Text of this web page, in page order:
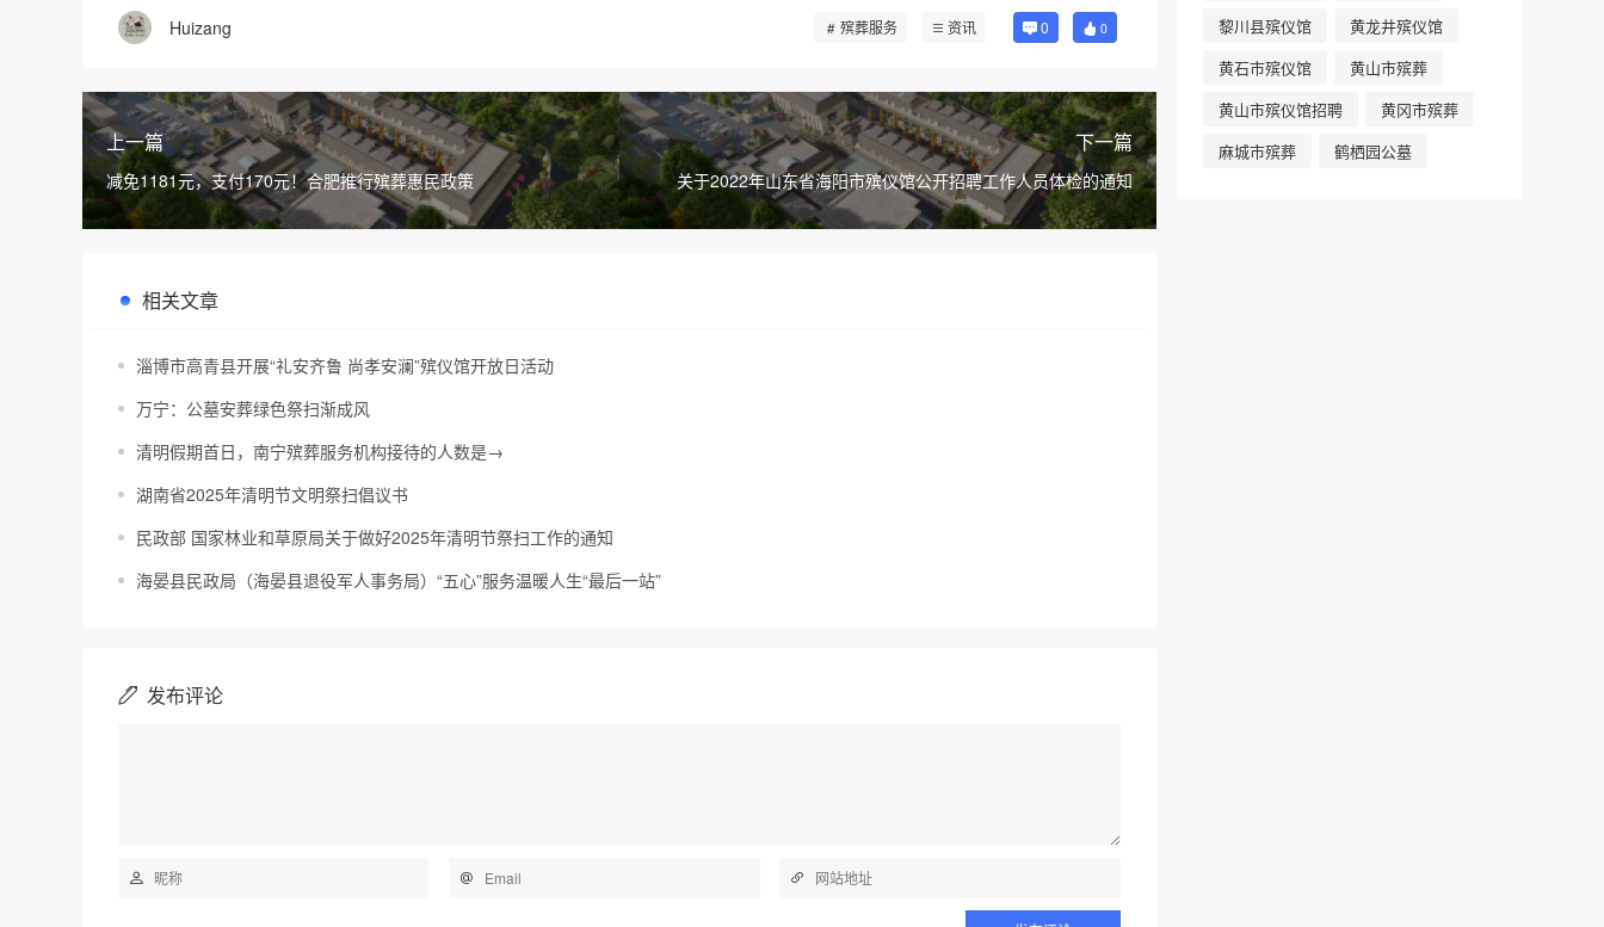
Huizang 殡葬服务 资讯 0 0
上一篇
减免1181元，支付170元！合肥推行殡葬惠民政策
下一篇
关于2022年山东省海阳市殡仪馆公开招聘工作人员体检的通知
相关文章
淄博市高青县开展“礼安齐鲁 尚孝安澜”殡仪馆开放日活动
万宁：公墓安葬绿色祭扫渐成风
清明假期首日，南宁殡葬服务机构接待的人数是→
湖南省2025年清明节文明祭扫倡议书
民政部 国家林业和草原局关于做好2025年清明节祭扫工作的通知
海晏县民政局（海晏县退役军人事务局）“五心”服务温暖人生“最后一站”
发布评论
黎川县殡仪馆
黄龙井殡仪馆
黄石市殡仪馆
黄山市殡葬
黄山市殡仪馆招聘
黄冈市殡葬
麻城市殡葬
鹤栖园公墓